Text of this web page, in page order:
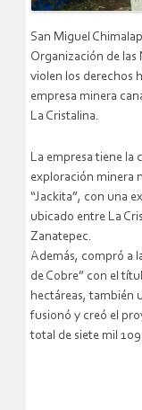
San Miguel
Organización de las
violen los derechos
empresa minera
La Cristalina.
La empresa tiene la
exploración minera
“Jackita”, con una
ubicado entre La
Zanatepec.
Además, compró a
de Cobre” con el
hectáreas, también
fusionó y creó el
total de siete mil